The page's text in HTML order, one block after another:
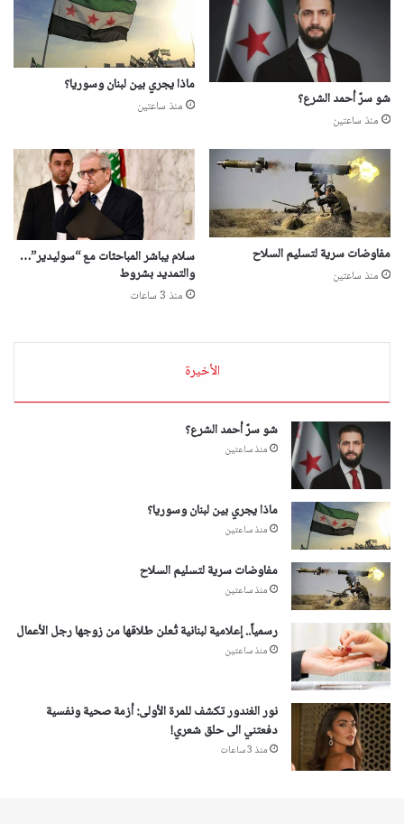
شو سرّ أحمد الشرع؟
منذ ساعتين
ماذا يجري بين لبنان وسوريا؟
منذ ساعتين
مفاوضات سرية لتسليم السلاح
منذ ساعتين
سلام يباشر المباحثات مع “سوليدير”…
والتمديد بشروط
منذ 3 ساعات
الأخيرة
شو سرّ أحمد الشرع؟
منذ ساعتين
ماذا يجري بين لبنان وسوريا؟
منذ ساعتين
مفاوضات سرية لتسليم السلاح
منذ ساعتين
رسمياً.. إعلامية لبنانية تُعلن طلاقها من زوجها رجل الأعمال
منذ ساعتين
نور الغندور تكشف للمرة الأولى: أزمة صحية ونفسية
دفعتني الى حلق شعري!
منذ 3 ساعات